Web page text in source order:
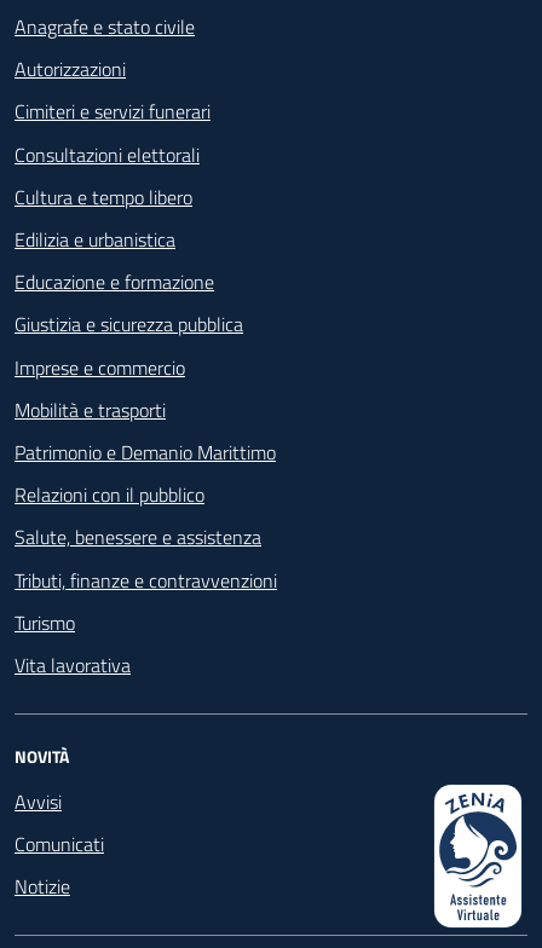
Anagrafe e stato civile
Autorizzazioni
Cimiteri e servizi funerari
Consultazioni elettorali
Cultura e tempo libero
Edilizia e urbanistica
Educazione e formazione
Giustizia e sicurezza pubblica
Imprese e commercio
Mobilità e trasporti
Patrimonio e Demanio Marittimo
Relazioni con il pubblico
Salute, benessere e assistenza
Tributi, finanze e contravvenzioni
Turismo
Vita lavorativa
NOVITÀ
Avvisi
Comunicati
Notizie